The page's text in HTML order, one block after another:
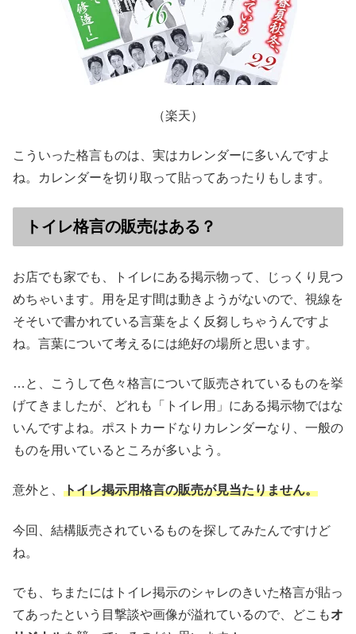
（楽天）
こういった格言ものは、実はカレンダーに多いんですよ
ね。カレンダーを切り取って貼ってあったりもします。
トイレ格言の販売はある？
お店でも家でも、トイレにある掲示物って、じっくり見つ
めちゃいます。用を足す間は動きようがないので、視線を
そそいで書かれている言葉をよく反芻しちゃうんですよ
ね。言葉について考えるには絶好の場所と思います。
…と、こうして色々格言について販売されているものを挙
げてきましたが、どれも「トイレ用」にある掲示物ではな
いんですよね。ポストカードなりカレンダーなり、一般の
ものを用いているところが多いよう。
意外と、 トイレ掲示用格言の販売が見当たりません。
今回、結構販売されているものを探してみたんですけど
ね。
でも、ちまたにはトイレ掲示のシャレのきいた格言が貼っ
てあったという目撃談や画像が溢れているので、どこもオ